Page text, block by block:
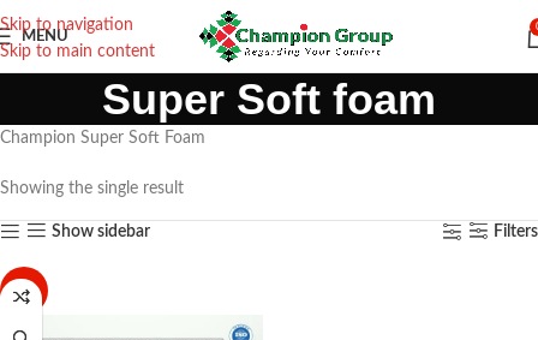
Skip to navigation
Skip to main content
MENU
Super Soft foam
Champion Super Soft Foam
Showing the single result
Show sidebar Filters
-30%